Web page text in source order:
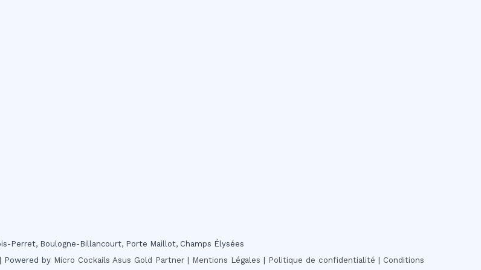
Perret, Boulogne-Billancourt, Porte Maillot, Champs Élysées
Powered by Micro Cockails Asus Gold Partner Mentions Légales Politique de confidentialité Conditions